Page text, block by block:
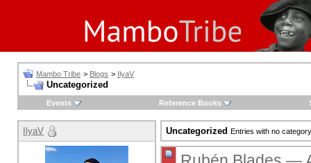
Mambo Tribe > Blogs > IlyaV
Uncategorized
Events Reference Books
Uncategorized Entries with no category
IlyaV